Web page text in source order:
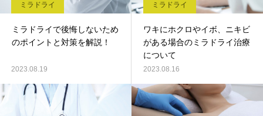
ミラドライ
ミラドライで後悔しないため
のポイントと対策を解説！
2023.08.19
ミラドライ
ワキにホクロやイボ、ニキビ
がある場合のミラドライ治療
について
2023.08.16